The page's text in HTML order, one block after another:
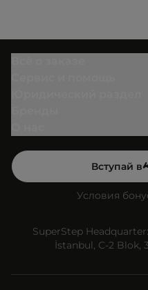
Вступай в
Условия
SuperStep
İstanbul, C-2 Blok,